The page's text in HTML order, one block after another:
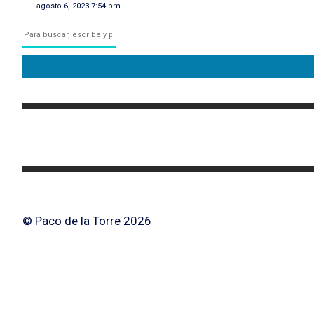
agosto 6, 2023 7:54 pm
© Paco de la Torre 2026